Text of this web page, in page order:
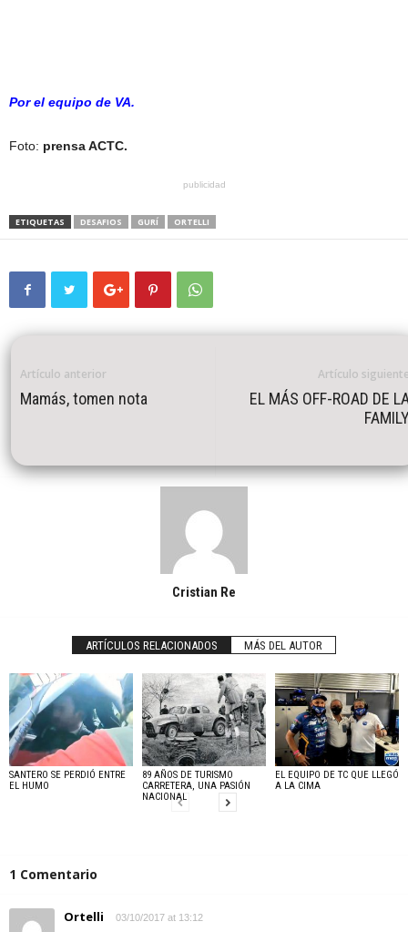
Por el equipo de VA.
Foto: prensa ACTC.
publicidad
ETIQUETAS DESAFIOS GURÍ ORTELLI
Artículo anterior
Mamás, tomen nota
Artículo
EL MÁS OFF-ROAD DE
Cristian Re
ARTÍCULOS RELACIONADOS MÁS DEL AUTOR
SANTERO SE PERDIÓ ENTRE
EL HUMO
89 AÑOS DE TURISMO
CARRETERA, UNA PASIÓN
NACIONAL
EL EQUIPO DE TC QUE LLEGÓ
A LA CIMA
1 Comentario
Ortelli 03/10/2017 at 13:12